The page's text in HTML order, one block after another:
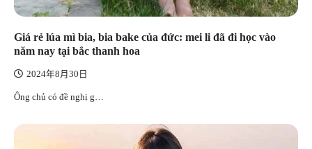
Giá rẻ lúa mì bia, bia bake của đức: mei li đã đi học vào
năm nay tại bắc thanh hoa
2024年8月30日
Ông chủ có đề nghị g…